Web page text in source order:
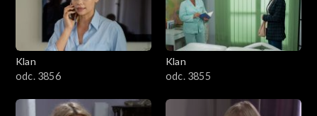
Klan
odc. 3856
Klan
odc. 3855